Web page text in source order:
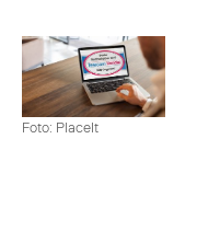
Foto: PlaceIt